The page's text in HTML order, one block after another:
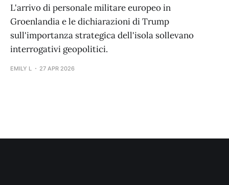
L'arrivo di personale militare europeo in
Groenlandia e le dichiarazioni di Trump
sull'importanza strategica dell'isola sollevano
interrogativi geopolitici.
EMILY L 27 APR 2026